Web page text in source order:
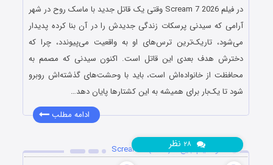
در فیلم Scream 7 2026 وقتی یک قاتل جدید با ماسک روح در شهر
آرامی که سیدنی پرسکات زندگی جدیدش را در آن بنا کرده پدیدار
می‌شود، تاریک‌ترین ترس‌های او به واقعیت می‌پیوندد، چرا که
دخترش هدف بعدی این قاتل است. اکنون سیدنی که مصمم به
محافظت از خانواده‌اش است، باید با وحشت‌های گذشته‌اش روبرو
شود تا یک‌بار برای همیشه به این کشتارها پایان دهد…
ادامه مطلب
دانلود فیلم جیغ ۶ Scream 6 (2023)نظر